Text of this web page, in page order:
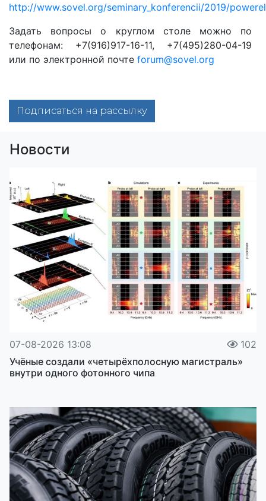
http://www.sovel.org/seminary_konferencii/2019/
Задать вопросы о круглом столе можно по
телефонам: +7(916)917-16-11, +7(495)280-04-19
или по электронной почте forum@sovel.org
Подписаться на рассылку
Новости
07-08-2026 13:08
102
Учёные создали «четырёхполосную магистраль»
внутри одного фотонного чипа